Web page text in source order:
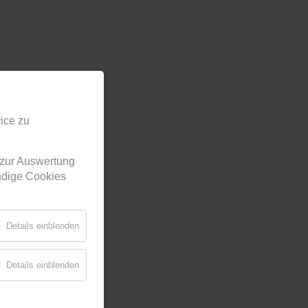
zu
Auswertung
Cookies
Details einblenden
Details einblenden